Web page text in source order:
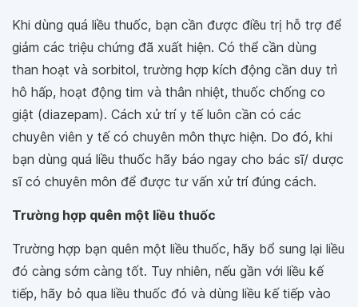
Khi dùng quá liều thuốc, bạn cần được điều trị hỗ trợ để
giảm các triệu chứng đã xuất hiện. Có thể cần dùng
than hoạt và sorbitol, trường hợp kích động cần duy trì
hô hấp, hoạt động tim và thân nhiệt, thuốc chống co
giật (diazepam). Cách xử trí y tế luôn cần có các
chuyên viên y tế có chuyên môn thực hiện. Do đó, khi
bạn dùng quá liều thuốc hãy báo ngay cho bác sĩ/ dược
sĩ có chuyên môn để được tư vấn xử trí đúng cách.
Trường hợp quên một liều thuốc
Trường hợp bạn quên một liều thuốc, hãy bổ sung lại liều
đó càng sớm càng tốt. Tuy nhiên, nếu gần với liều kế
tiếp, hãy bỏ qua liều thuốc đó và dùng liều kế tiếp vào